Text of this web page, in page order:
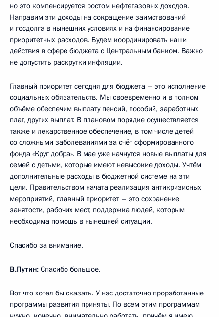
но это компенсируется ростом нефтегазовых доходов.
Направим эти доходы на сокращение заимствований
и госдолга в нынешних условиях и на финансирование
приоритетных расходов. Будем координировать наши
действия в сфере бюджета с Центральным банком. Важно
не допустить раскрутки инфляции.
Главный приоритет сегодня для бюджета – это исполнение
социальных обязательств. Мы своевременно и в полном
объёме обеспечим выплату пенсий, пособий, заработных
плат, других выплат. В плановом порядке осуществляется
также и лекарственное обеспечение, в том числе детей
со сложными заболеваниями за счёт сформированного
фонда «Круг добра». В мае уже начнутся новые выплаты для
семей с детьми, которые имеют невысокие доходы. Учтём
дополнительные расходы в бюджетной системе на эти
цели. Правительством начата реализация антикризисных
мероприятий, главный приоритет – это сохранение
занятости, рабочих мест, поддержка людей, которым
необходима помощь в нынешней ситуации.
Спасибо за внимание.
В.Путин: Спасибо большое.
Вот что хотел бы сказать. У нас достаточно проработанные
программы развития приняты. По всем этим программам